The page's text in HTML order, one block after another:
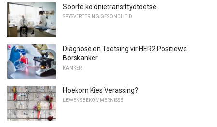
Soorte kolonietransittydtoetse
SPYSVERTERING GESONDHEID
Diagnose en Toetsing vir HER2 Positiewe
Borskanker
KANKER
Hoekom Kies Verassing?
LEWENSBEKOMMERNISSE